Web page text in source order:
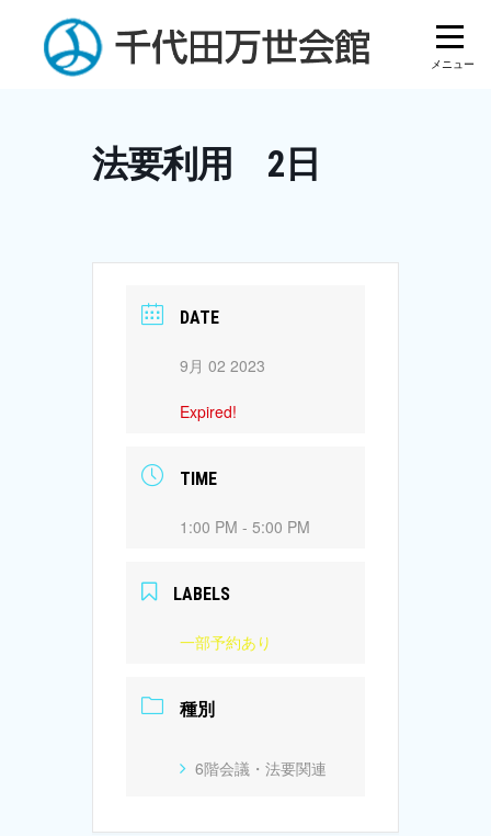
content
法要利用 2日
DATE
9月 02 2023
Expired!
TIME
1:00 PM - 5:00 PM
LABELS
一部予約あり
種別
6階会議・法要関連